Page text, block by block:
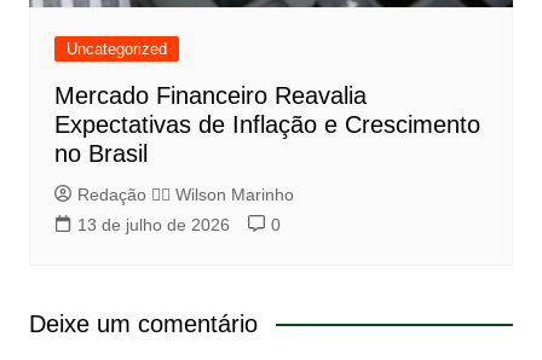
Uncategorized
Mercado Financeiro Reavalia
Expectativas de Inflação e Crescimento
no Brasil
Redação 👨‍⚖️​ Wilson Marinho
13 de julho de 2026
0
Deixe um comentário